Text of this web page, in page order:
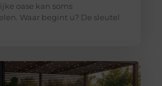
oase kan soms
Waar begint u? De sleutel